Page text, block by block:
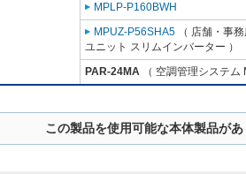
MPLP-P160BWH
MPUZ-P56SHA5 （ 店舗・事
ユニット スリムインバーター ）
PAR-24MA （ 空調管理システム
この製品を使用可能な本体製品が